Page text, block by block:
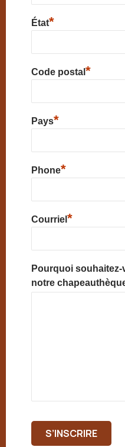
État*
Code postal *
Pays*
Phone*
Courriel *
Pourquoi
notre